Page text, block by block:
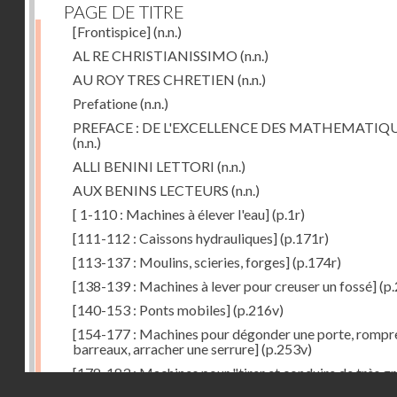
PAGE DE TITRE
[Frontispice](n.n.)
AL RE CHRISTIANISSIMO (n.n.)
AU ROY TRES CHRETIEN (n.n.)
Prefatione(n.n.)
PREFACE : DE L'EXCELLENCE DES
(n.n.)
ALLI BENINI LETTORI (n.n.)
AUX BENINS LECTEURS (n.n.)
[ 1-110 : Machines à élever l'eau](p.1r)
[111-112 : Caissons hydrauliques](p.171r)
[113-137 : Moulins, scieries, forges](p.174r)
[138-139 : Machines à lever pour creuser un fossé]
[140-153 : Ponts mobiles](p.216v)
[154-177 : Machines pour dégonder une porte,
barreaux, arracher une serrure](p.253v)
[178-183 : Machines pour "tirer et conduire de très